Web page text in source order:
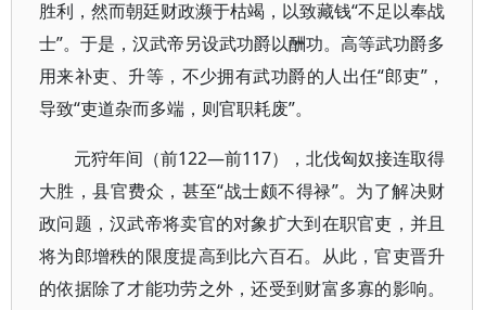
胜利，然而朝廷财政濒于枯竭，以致藏钱“不足以奉战
士”。于是，汉武帝另设武功爵以酬功。高等武功爵多
用来补吏、升等，不少拥有武功爵的人出任“郎吏”，
导致“吏道杂而多端，则官职耗废”。
元狩年间（前122—前117），北伐匈奴接连取得
大胜，县官费众，甚至“战士颇不得禄”。为了解决财
政问题，汉武帝将卖官的对象扩大到在职官吏，并且
将为郎增秩的限度提高到比六百石。从此，官吏晋升
的依据除了才能功劳之外，还受到财富多寡的影响。